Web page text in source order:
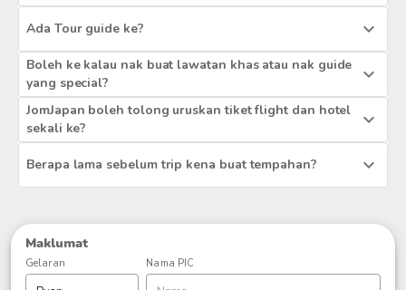
Ada Tour guide ke?
Boleh ke kalau nak buat lawatan khas atau nak guide
yang special?
JomJapan boleh tolong uruskan tiket flight dan hotel
sekali ke?
Berapa lama sebelum trip kena buat tempahan?
Maklumat
Gelaran Nama PIC